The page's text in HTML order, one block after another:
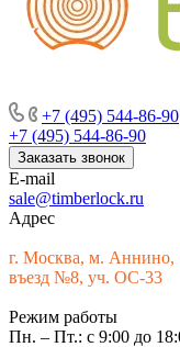
+7 (495) 544-86-90
+7 (495) 544-86-90
Заказать звонок
E-mail
sale@timberlock.ru
Адрес
г. Москва, м.
въезд №8, уч. ОС-33
Режим работы
Пн. – Пт.: с 9:00 до